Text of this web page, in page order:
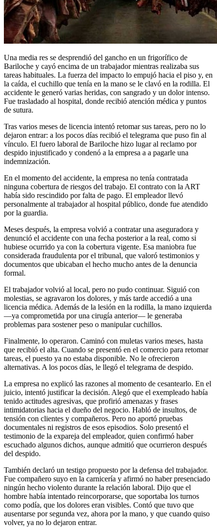
Una media res se desprendió del gancho en un frigorífico de
Bariloche y cayó encima de un trabajador mientras realizaba sus
tareas habituales. La fuerza del impacto lo empujó hacia el piso y, en
la caída, el cuchillo que tenía en la mano se le clavó en la rodilla. El
accidente le generó varias heridas, con sangrado y un dolor intenso.
Fue trasladado al hospital, donde recibió atención médica y puntos
de sutura.
Tras varios meses de licencia intentó retomar sus tareas, pero no lo
dejaron entrar: a los pocos días recibió el telegrama que puso fin al
vínculo. El fuero laboral de Bariloche hizo lugar al reclamo por
despido injustificado y condenó a la empresa a a pagarle una
indemnización.
En el momento del accidente, la empresa no tenía contratada
ninguna cobertura de riesgos del trabajo. El contrato con la ART
había sido rescindido por falta de pago. El empleador llevó
personalmente al trabajador al hospital público, donde fue atendido
por la guardia.
Meses después, la empresa volvió a contratar una aseguradora y
denunció el accidente con una fecha posterior a la real, como si
hubiese ocurrido ya con la cobertura vigente. Esa maniobra fue
considerada fraudulenta por el tribunal, que valoró testimonios y
documentos que ubicaban el hecho mucho antes de la denuncia
formal.
El trabajador volvió al local, pero no pudo continuar. Siguió con
molestias, se agravaron los dolores, y más tarde accedió a una
licencia médica. Además de la lesión en la rodilla, la mano izquierda
—ya comprometida por una cirugía anterior— le generaba
problemas para sostener peso o manipular cuchillos.
Finalmente, lo operaron. Caminó con muletas varios meses, hasta
que recibió el alta. Cuando se presentó en el comercio para retomar
tareas, el puesto ya no estaba disponible. No le ofrecieron
alternativas. A los pocos días, le llegó el telegrama de despido.
La empresa no explicó las razones al momento de cesantearlo. En el
juicio, intentó justificar la decisión. Alegó que el exempleado había
tenido actitudes agresivas, que profirió amenazas y frases
intimidatorias hacia el dueño del negocio. Habló de insultos, de
tensión con clientes y compañeros. Pero no aportó pruebas
documentales ni registros de esos episodios. Solo presentó el
testimonio de la expareja del empleador, quien confirmó haber
escuchado algunos dichos, aunque admitió que ocurrieron después
del despido.
También declaró un testigo propuesto por la defensa del trabajador.
Fue compañero suyo en la carnicería y afirmó no haber presenciado
ningún hecho violento durante la relación laboral. Dijo que el
hombre había intentado reincorporarse, que soportaba los turnos
como podía, que los dolores eran visibles. Contó que tuvo que
ausentarse por segunda vez, ahora por la mano, y que cuando quiso
volver, ya no lo dejaron entrar.